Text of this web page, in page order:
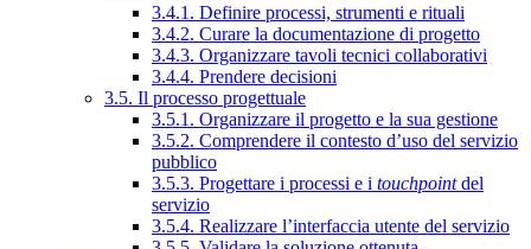
3.4.1. Definire processi, strumenti e rituali
3.4.2. Curare la documentazione di progetto
3.4.3. Organizzare tavoli tecnici collaborativi
3.4.4. Prendere decisioni
3.5. Il processo progettuale
3.5.1. Organizzare il progetto e la sua gestione
3.5.2. Comprendere il contesto d’uso del servizio
pubblico
3.5.3. Progettare i processi e i touchpointdel
servizio
3.5.4. Realizzare l’interfaccia utente del servizio